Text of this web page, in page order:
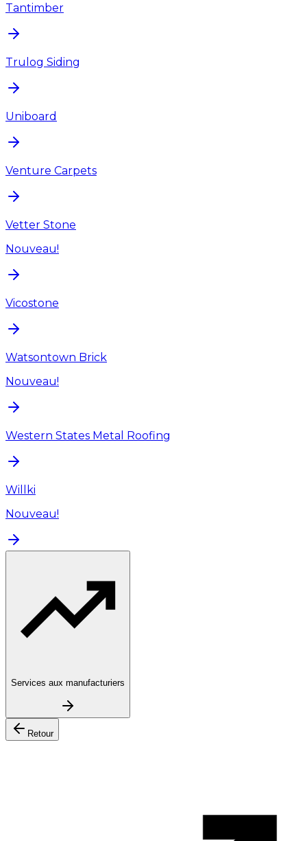
Tantimber
Trulog Siding
Uniboard
Venture Carpets
Vetter Stone
Nouveau!
Vicostone
Watsontown Brick
Nouveau!
Western States Metal Roofing
Willki
Nouveau!
Services aux manufacturiers
Retour